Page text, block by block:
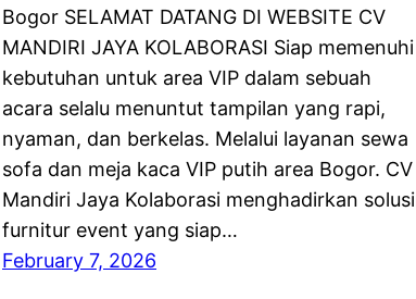
Bogor SELAMAT DATANG DI WEBSITE CV
MANDIRI JAYA KOLABORASI Siap memenuhi
kebutuhan untuk area VIP dalam sebuah
acara selalu menuntut tampilan yang rapi,
nyaman, dan berkelas. Melalui layanan sewa
sofa dan meja kaca VIP putih area Bogor. CV
Mandiri Jaya Kolaborasi menghadirkan solusi
furnitur event yang siap…
February 7, 2026